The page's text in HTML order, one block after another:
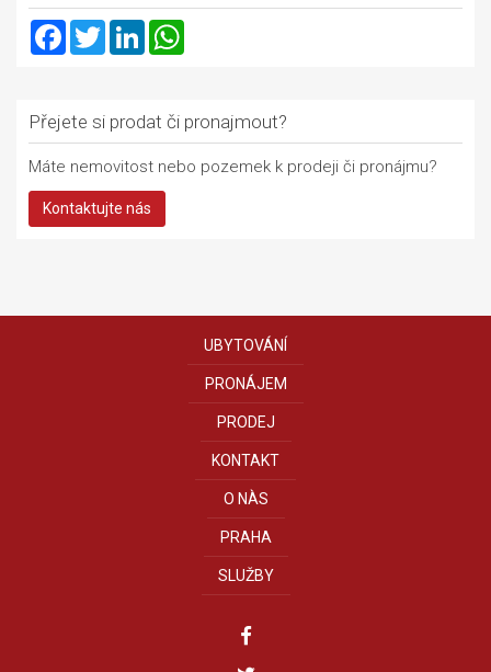
Facebook
TwitterLinkedIn
Přejete si prodat či pronajmout?
Máte nemovitost nebo pozemek k prodeji či pronájmu?
Kontaktujte nás
UBYTOVÁNÍ
PRONÁJEM
PRODEJ
KONTAKT
O NÀS
PRAHA
SLUŽBY